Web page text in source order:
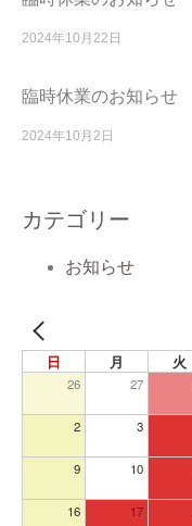
2024年10月22日
臨時休業のお知らせ
2024年10月2日
カテゴリー
お知らせ
日 月 火
26 27
2 3
9 10
16 17